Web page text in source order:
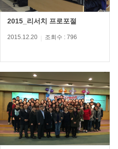
2015_리서치 프로포절
2015.12.20 조회수 : 796